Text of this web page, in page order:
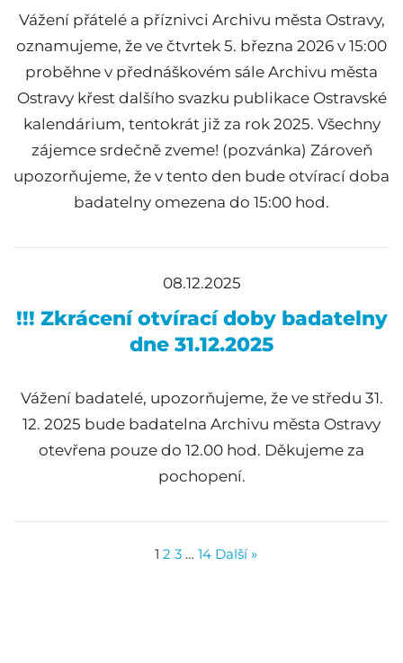
Vážení přátelé a příznivci Archivu města Ostravy,
oznamujeme, že ve čtvrtek 5. března 2026 v 15:00
proběhne v přednáškovém sále Archivu města
Ostravy křest dalšího svazku publikace Ostravské
kalendárium, tentokrát již za rok 2025. Všechny
zájemce srdečně zveme! (pozvánka) Zároveň
upozorňujeme, že v tento den bude otvírací doba
badatelny omezena do 15:00 hod.
08.12.2025
!!! Zkrácení otvírací doby badatelny
dne 31.12.2025
Vážení badatelé, upozorňujeme, že ve středu 31.
12. 2025 bude badatelna Archivu města Ostravy
otevřena pouze do 12.00 hod. Děkujeme za
pochopení.
1 2 3 … 14 Další »